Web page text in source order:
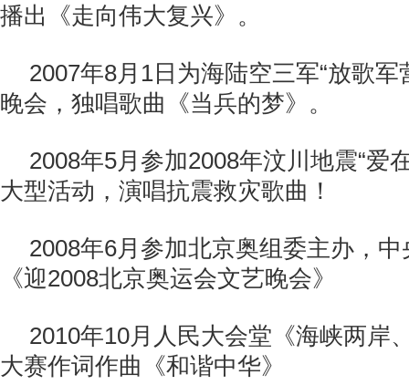
播出《走向伟大复兴》。
2007年8月1日为海陆空三军“放歌军
晚会，独唱歌曲《当兵的梦》。
2008年5月参加2008年汶川地震“爱
大型活动，演唱抗震救灾歌曲！
2008年6月参加北京奥组委主办，
《迎2008北京奥运会文艺晚会》
2010年10月人民大会堂《海峡两岸
大赛作词作曲《和谐中华》